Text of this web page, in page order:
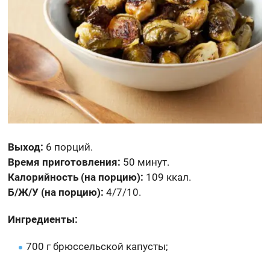
Выход: 6 порций.
Время приготовления: 50 минут.
Калорийность (на порцию): 109 ккал.
Б/Ж/У (на порцию): 4/7/10.
Ингредиенты:
700 г брюссельской капусты;